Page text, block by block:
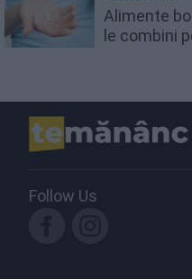
Alimente
le combini
Follow Us